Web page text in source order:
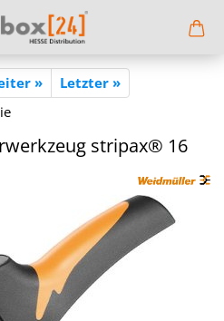
»
Letzter »
stri­pax® 16